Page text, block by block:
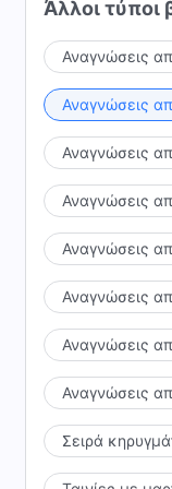
Κάθε μέθοδος
ανθρώπου.
τελείωση του
μεγάλο
πρέπει να
υπακούτε.
Άλλοι τύποι
Αναγνώσεις
Αναγνώσεις
Αναγνώσεις
Αναγνώσεις
Αναγνώσεις
Αναγνώσεις
Αναγνώσεις
Αναγνώσεις
Σειρά